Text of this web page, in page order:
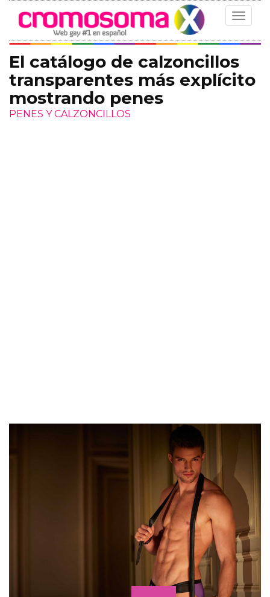
Toggle
El catálogo de calzoncillos
transparentes más explícito
mostrando penes
PENES Y CALZONCILLOS